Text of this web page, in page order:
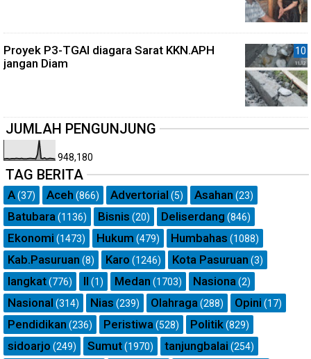
Proyek P3-TGAI diagara Sarat KKN.APH
jangan Diam
JUMLAH PENGUNJUNG
948,180
TAG BERITA
A(37) Aceh (866) Advertorial (5) Asahan (23)
Batubara (1136) Bisnis (20) Deliserdang (846)
Ekonomi (1473) Hukum (479) Humbahas (1088)
Kab.Pasuruan (8) Karo (1246) Kota Pasuruan (3)
langkat(776) ll (1) Medan (1703) Nasiona (2)
Nasional (314) Nias (239) Olahraga (288) Opini (17)
Pendidikan (236) Peristiwa (528) Politik(829)
sidoarjo (249) Sumut(1970) tanjungbalai (254)